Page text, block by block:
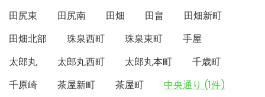
田尻東
田尻南 田畑 田畠
田畑新町
田畑北部
珠泉西町 珠泉東町
手屋
太郎丸
太郎丸西町 太郎丸本町
千歳町
千原崎
茶屋新町 茶屋町
中央通り (1件)